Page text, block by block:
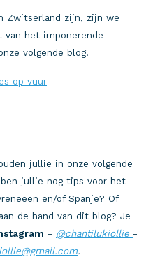
Zwitserland zijn, zijn we
van het imponerende
volgende blog!
op vuur
jullie in onze volgende
jullie nog tips voor het
en/of Spanje? Of
de hand van dit blog? Je
- @chantilukiollie -
.